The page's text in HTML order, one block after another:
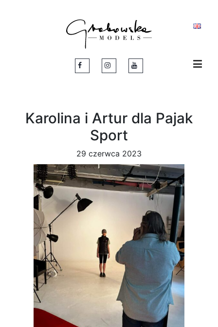
Karolina i Artur dla Pajak
Sport
29 czerwca 2023